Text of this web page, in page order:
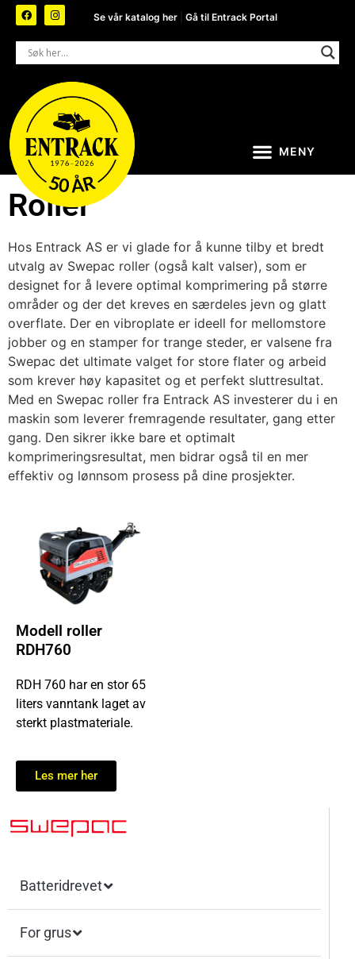
Se vår katalog her |Gå til Entrack Portal
Batteridrevet
For grus
Roller
Hos Entrack AS er vi glade for å kunne tilby et bredt
utvalg av Swepac roller (også kalt valser), som er
designet for å levere optimal komprimering på større
områder og der det kreves en særdeles jevn og glatt
overflate. Der en vibroplate er ideell for mellomstore
jobber og en stamper for trange steder, er valsene fra
Swepac det ultimate valget for store flater og arbeid
som krever høy kapasitet og et perfekt sluttresultat.
Med en Swepac roller fra Entrack AS investerer du i en
maskin som leverer fremragende resultater, gang etter
gang. Den sikrer ikke bare et optimalt
komprimeringsresultat, men bidrar også til en mer
effektiv og lønnsom prosess på dine prosjekter.
Modell roller
RDH760
RDH 760 har en stor 65
liters vanntank laget av
sterkt plastmateriale.
Les mer her